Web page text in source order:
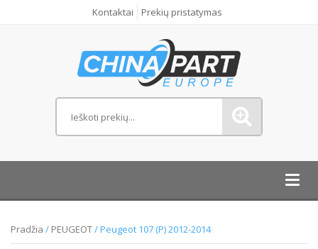
Kontaktai Prekių pristatymas
Pradžia / PEUGEOT/ Peugeot 107 (P) 2012-2014